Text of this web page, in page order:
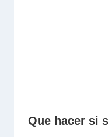
Que hacer si